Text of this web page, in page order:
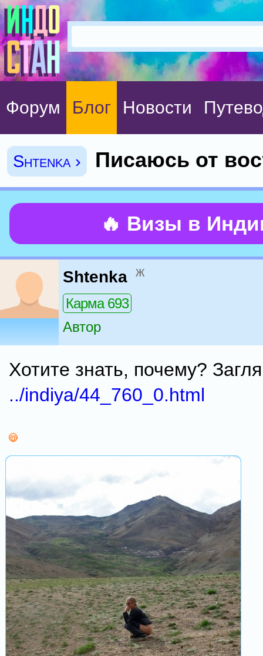
Форум Блог Новости
Shtenka › Писаюсь от
🔥 Визы в
Shtenka ж
Карма 693
Автор
Хотите знать, почему?
../indiya/44_760_0.html